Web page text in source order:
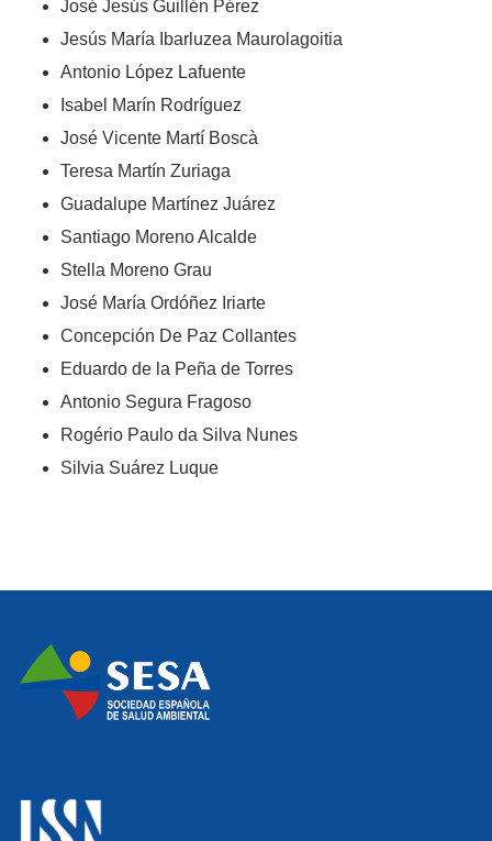
José Jesús Guillén Pérez
Jesús María Ibarluzea Maurolagoitia
Antonio López Lafuente
Isabel Marín Rodríguez
José Vicente Martí Boscà
Teresa Martín Zuriaga
Guadalupe Martínez Juárez
Santiago Moreno Alcalde
Stella Moreno Grau
José María Ordóñez Iriarte
Concepción De Paz Collantes
Eduardo de la Peña de Torres
Antonio Segura Fragoso
Rogério Paulo da Silva Nunes
Silvia Suárez Luque